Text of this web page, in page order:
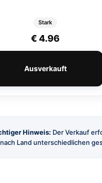
Stark
€4.96
Ausverkauft
Hinweis: Der Verkauf
Land unterschiedlichen